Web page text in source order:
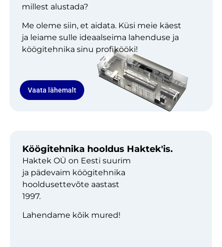
millest alustada?
Me oleme siin, et aidata. Küsi meie käest
ja leiame sulle ideaalseima lahenduse ja
köögitehnika sinu profikööki!
Vaata lähemalt
Köögitehnika hooldus Haktek'is.
Haktek OÜ on Eesti suurim
ja pädevaim köögitehnika
hooldusettevõte aastast
1997.
Lahendame kõik mured!